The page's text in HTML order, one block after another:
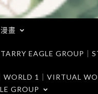
畫
EAGLE GROUP｜
1｜VIRTUAL
GROUP